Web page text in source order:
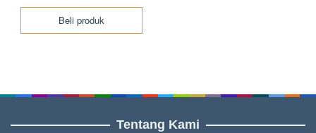
Beli produk
Tentang Kami